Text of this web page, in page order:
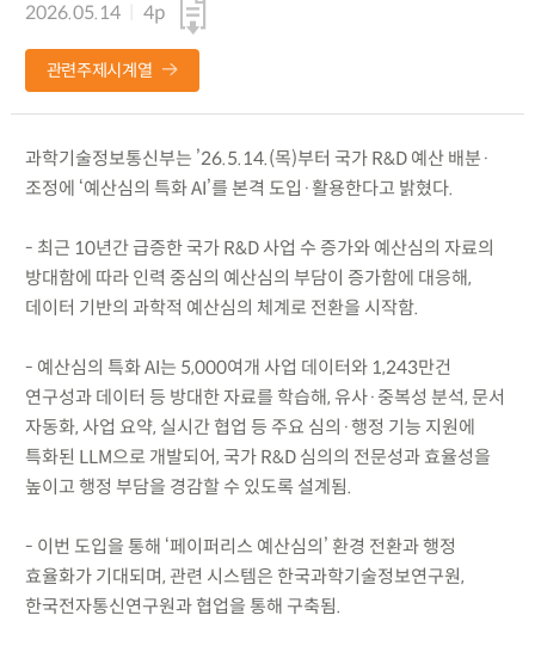
2026.05.14
4p
관련주제시계열
과학기술정보통신부는 ’26.5.14.(목)부터 국가 R&D 예산 배분·
조정에 ‘예산심의 특화 AI’를 본격 도입·활용한다고 밝혔다.
- 최근 10년간 급증한 국가 R&D 사업 수 증가와 예산심의 자료의
방대함에 따라 인력 중심의 예산심의 부담이 증가함에 대응해,
데이터 기반의 과학적 예산심의 체계로 전환을 시작함.
- 예산심의 특화 AI는 5,000여개 사업 데이터와 1,243만건
연구성과 데이터 등 방대한 자료를 학습해, 유사·중복성 분석, 문서
자동화, 사업 요약, 실시간 협업 등 주요 심의·행정 기능 지원에
특화된 LLM으로 개발되어, 국가 R&D 심의의 전문성과 효율성을
높이고 행정 부담을 경감할 수 있도록 설계됨.
- 이번 도입을 통해 ‘페이퍼리스 예산심의’ 환경 전환과 행정
효율화가 기대되며, 관련 시스템은 한국과학기술정보연구원,
한국전자통신연구원과 협업을 통해 구축됨.